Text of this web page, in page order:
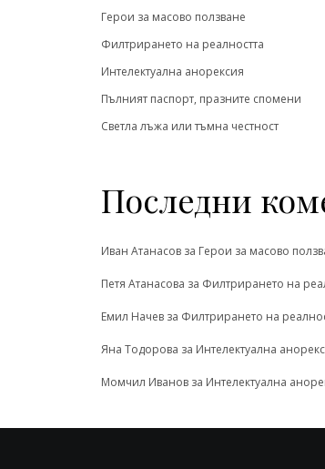
Герои за масово ползване
Филтрирането на реалността
Интелектуална анорексия
Пълният паспорт, празните спомени
Светла лъжа или тъмна честност
Последни
Иван Атанасов за Герои за масово
Петя Атанасова за Филтрирането на
Емил Начев за Филтрирането на
Яна Тодорова за Интелектуална
Момчил Иванов за Интелектуална